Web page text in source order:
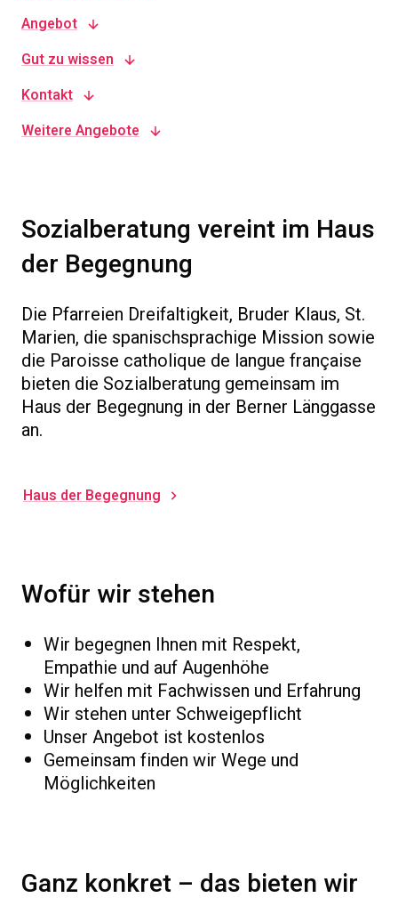
Angebot
Gut zu wissen
Kontakt
Weitere Angebote
Sozialberatung vereint im Haus
der Begegnung
Die Pfarreien Dreifaltigkeit, Bruder Klaus, St.
Marien, die spanischsprachige Mission sowie
die Paroisse catholique de langue française
bieten die Sozialberatung gemeinsam im
Haus der Begegnung in der Berner Länggasse
an.
Haus der Begegnung
Wofür wir stehen
Wir begegnen Ihnen mit Respekt,
Empathie und auf Augenhöhe
Wir helfen mit Fachwissen und Erfahrung
Wir stehen unter Schweigepflicht
Unser Angebot ist kostenlos
Gemeinsam finden wir Wege und
Möglichkeiten
Ganz konkret – das bieten wir